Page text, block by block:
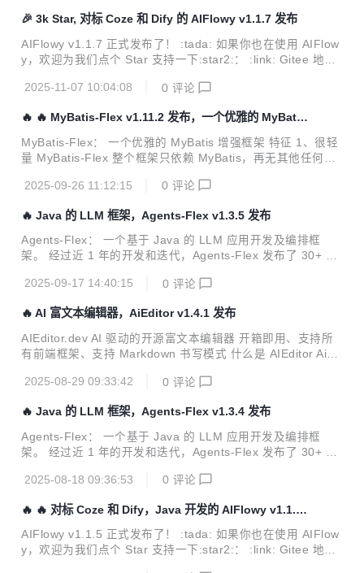
wy 也正式对外开源，开源地址： https://gitee.com/aiflowy/a
iflowy 简单对话 使用 OpenAi 大语言模型: OpenAIChatConfi
g con...
🎉 3k Star, 对标 Coze 和 Dify 的 AIFlowy v1.1.7 发布
AIFlowy v1.1.7 正式发布了！ :tada: 如果你也在使用 AIFlow
y，欢迎为我们点个 Star 支持一下:star2:： :link: Gitee 地
对我们最大的鼓励，也是让更多人看到 AIFlowy 的关键一步！
影响力的人工智能品牌之一 :small_blue_diamond: 引领核心
技术自主创新 :small_blue_diamond: 推动中国 AI 生态繁荣
发展，助力科技自立 让我们一起见证...
2025-11-07 10:04:08 0 评论
🔥 🔥 MyBatis-Flex v1.11.2 发布，一个优雅的 MyBatis
增强框架
MyBatis-Flex： 一个优雅的 MyBatis 增强框架 特征 1、很轻
量 MyBatis-Flex 整个框架只依赖 MyBatis，再无其他任何第
询、多表查询、批量操作，但不丢失 MyBatis 原有的任何功
多同类框架，MyBatis-Flex 的在增删改查等方面的性能均超
越其 5~10 倍或以上。 4、更灵动 MyBatis-Flex 支持多主
键、多表查询、逻辑删除、乐观锁、数据脱敏、数据加密、多
数据源、分库分表、字段权限、 字段加密、多租户...
2025-09-26 11:12:15 0 评论
🔥 Java 的 LLM 框架，Agents-Flex v1.3.5 发布
Agents-Flex： 一个基于 Java 的 LLM 应用开发及编排框
架。 经过近 1 年的开发和迭代，Agents-Flex 发布了 30+ 个
-flex 开发的对标 Dify Coze 等产品的 AIFlowy 也正式对外开
ex 的基本能力 LLM 的访问能力 Prompt、Prompt Template
定义加载的能力 Function Calling 定义、调用和执行等能力
记忆的能力（Memory） Embe...
2025-09-17 14:40:15 0 评论
🔥 AI 富文本编辑器，AiEditor v1.4.1 发布
AIEditor.dev AI 驱动的开源富文本编辑器 开箱即用、支持所
有前端框架、支持 Markdown 书写模式 什么是 AIEditor AiEd
ponent，因此支持 Layui、Vue、React、Angular 等几乎任
和 暗色 两个主题。除此之外，她还提供了灵活的配置，开发
者可以方便的使用其开发任何文字编辑的应用。 # 全新官网上
线 AiEditor 全新官网上线，请访问官网： https://aieditor.dev
2025-08-29 09:33:42 0 评论
🔥 Java 的 LLM 框架，Agents-Flex v1.3.4 发布
Agents-Flex： 一个基于 Java 的 LLM 应用开发及编排框
架。 经过近 1 年的开发和迭代，Agents-Flex 发布了 30+ 个
-flex 开发的对标 Dify Coze 等产品的 AIFlowy 也正式对外开
ex 的基本能力 LLM 的访问能力 Prompt、Prompt Template
定义加载的能力 Function Calling 定义、调用和执行等能力
记忆的能力（Memory） Embe...
2025-08-18 09:36:53 0 评论
🔥 🔥 对标 Coze 和 Dify，Java 开发的 AIFlowy v1.1.5
发布
AIFlowy v1.1.5 正式发布了！ :tada: 如果你也在使用 AIFlow
y，欢迎为我们点个 Star 支持一下:star2:： :link: Gitee 地